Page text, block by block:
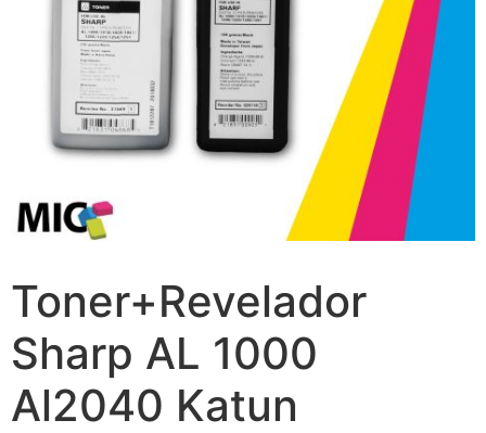
Toner+Revelador
Sharp AL 1000
Al2040 Katun